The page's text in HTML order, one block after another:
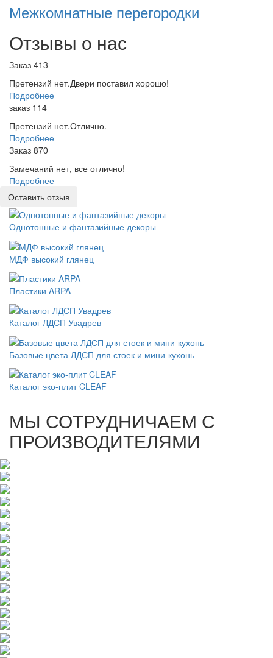
Межкомнатные перегородки
Отзывы о нас
Заказ 413
Претензий нет.Двери поставил хорошо!
Подробнее
заказ 114
Претензий нет.Отлично.
Подробнее
Заказ 870
Замечаний нет, все отлично!
Подробнее
Оставить отзыв
Однотонные и фантазийные декоры
МДФ высокий глянец
Пластики ARPA
Каталог ЛДСП Увадрев
Базовые цвета ЛДСП для стоек и мини-кухонь
Каталог эко-плит CLEAF
МЫ СОТРУДНИЧАЕМ С
ПРОИЗВОДИТЕЛЯМИ